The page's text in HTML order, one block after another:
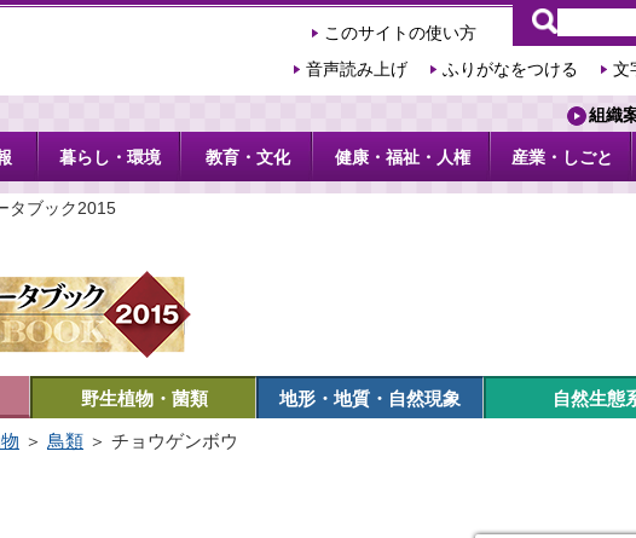
このサイトの使い方
音声読み上げ
ふりがなをつける 文
組織
暮らし・環境 教育・文化 健康・福祉・人権 産業・しごと
タブック2015
野生植物・菌類 地形・地質・自然現象 自然生態
＞ 鳥類 ＞ チョウゲンボウ